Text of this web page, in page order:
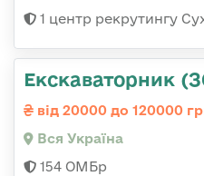
1 центр рекрутингу
Екскаваторник
від 20000 до 120000
Вся Україна
154 ОМБр